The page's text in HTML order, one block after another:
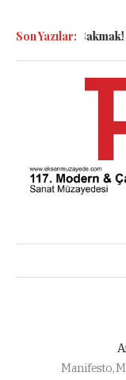
Son Yazılar:
Bakmak!
Manifesto,